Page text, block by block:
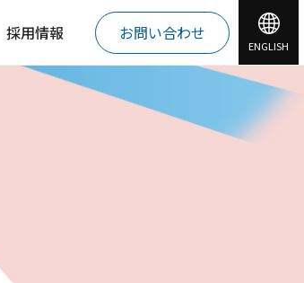
採用情報 お問い合わせ
ENGLISH